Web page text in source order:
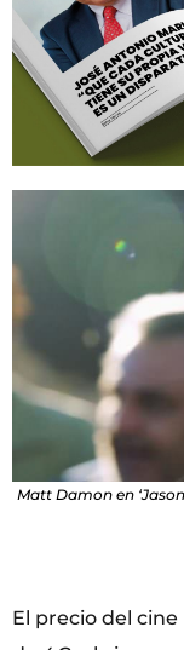
Matt Damon en
El precio del